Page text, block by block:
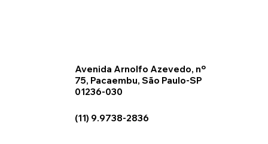
Avenida Arnolfo Azevedo, nº
75, Pacaembu, São Paulo-SP
01236-030
(11) 9.9738-2836